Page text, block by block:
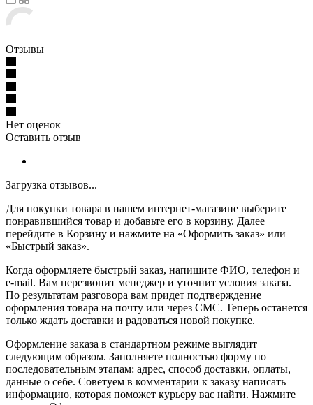
Отзывы
Нет оценок
Оставить отзыв
Загрузка отзывов...
Для покупки товара в нашем интернет-магазине выберите
понравившийся товар и добавьте его в корзину. Далее
перейдите в Корзину и нажмите на «Оформить заказ» или
«Быстрый заказ».
Когда оформляете быстрый заказ, напишите ФИО, телефон и
e-mail. Вам перезвонит менеджер и уточнит условия заказа.
По результатам разговора вам придет подтверждение
оформления товара на почту или через СМС. Теперь останется
только ждать доставки и радоваться новой покупке.
Оформление заказа в стандартном режиме выглядит
следующим образом. Заполняете полностью форму по
последовательным этапам: адрес, способ доставки, оплаты,
данные о себе. Советуем в комментарии к заказу написать
информацию, которая поможет курьеру вас найти. Нажмите